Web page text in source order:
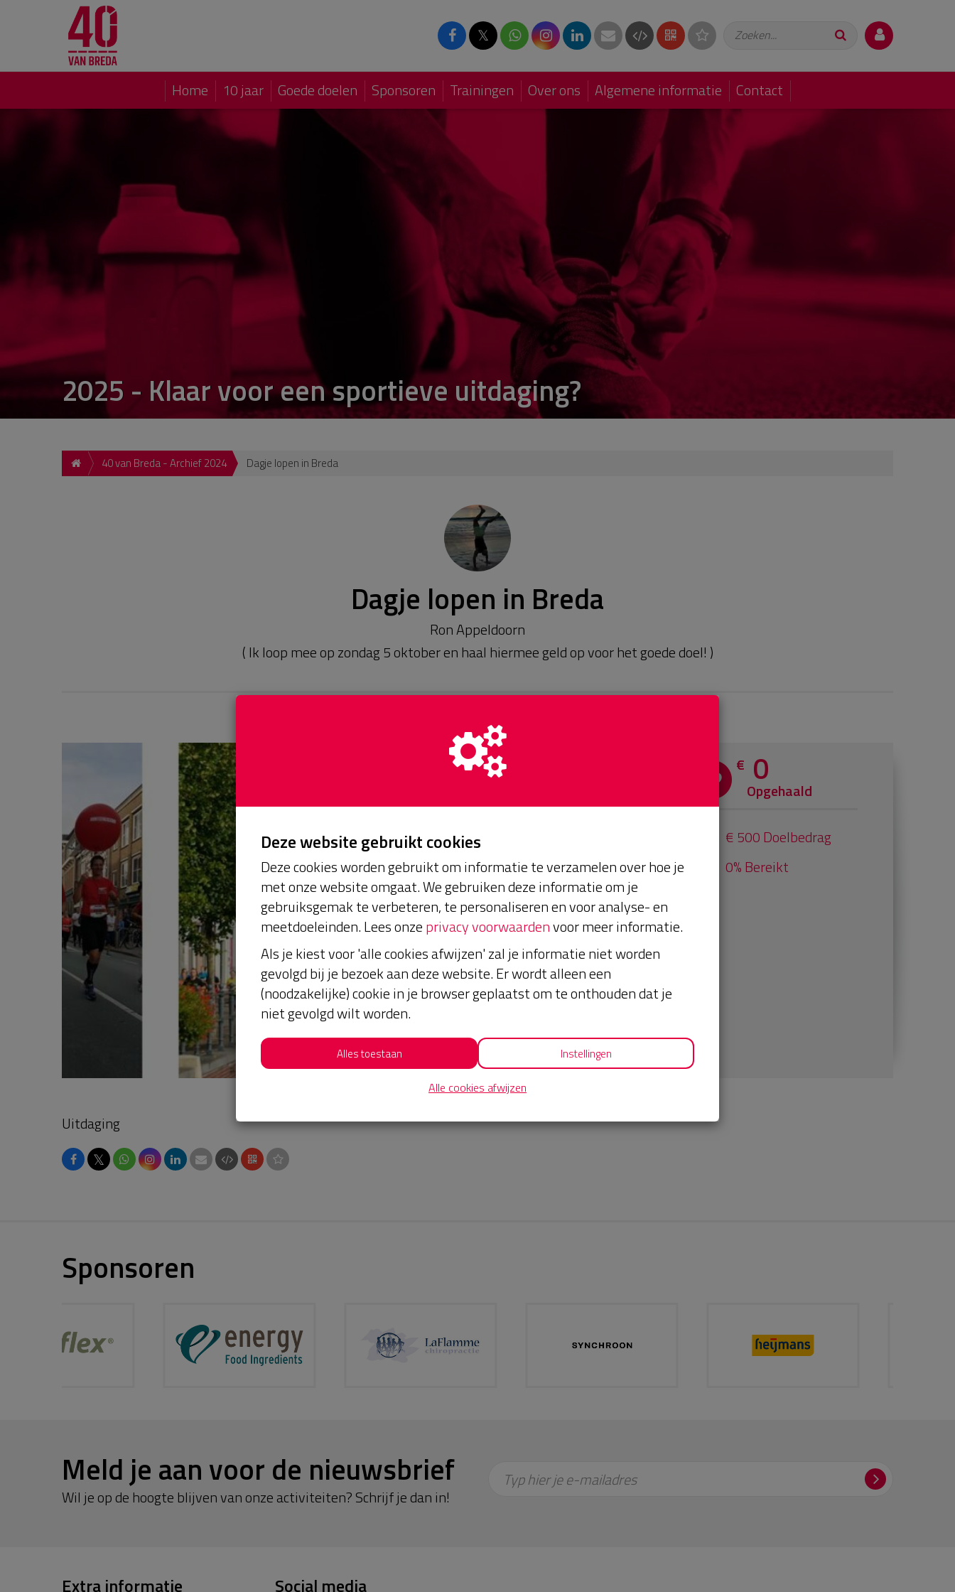
𝕏 Zoeken...
Home 10 jaar Goede doelen Sponsoren Trainingen Over ons Algemene informatie Contact
2025 - Klaar voor een sportieve uitdaging?
40 van Breda - Archief 2024 Dagje lopen in Breda
Dagje lopen in Breda
Ron Appeldoorn
( Ik loop mee op zondag 5 oktober en haal hiermee geld op voor het goede doel! )
€ 0
Opgehaald
€ 500 Doelbedrag
0% Bereikt
Uitdaging
𝕏
Sponsoren
Meld je aan voor de nieuwsbrief
Wil je op de hoogte blijven van onze activiteiten? Schrijf je dan in!
Typ hier je e-mailadres
Extra informatie Social media
Deze website gebruikt cookies
Deze cookies worden gebruikt om informatie te verzamelen over hoe je
met onze website omgaat. We gebruiken deze informatie om je
gebruiksgemak te verbeteren, te personaliseren en voor analyse- en
meetdoeleinden. Lees onzeprivacy voorwaardenvoor meer informatie.
Als je kiest voor 'alle cookies afwijzen' zal je informatie niet worden
gevolgd bij je bezoek aan deze website. Er wordt alleen een
(noodzakelijke) cookie in je browser geplaatst om te onthouden dat je
niet gevolgd wilt worden.
Alles toestaan Instellingen
Alle cookies afwijzen